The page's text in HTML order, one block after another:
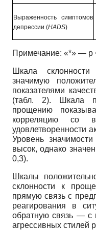
Выраженность симптомов
депрессии (HADS)
Примечание: «*» — р
Шкала
значимую
показателями
(табл. 2). Шкала
прощению
корреляцию со
удовлетворенности
Уровень
высок, однако
0,3).
Шкалы
склонности к
прямую связь с
реагирования в
обратную связь — с
агрессивных стилей